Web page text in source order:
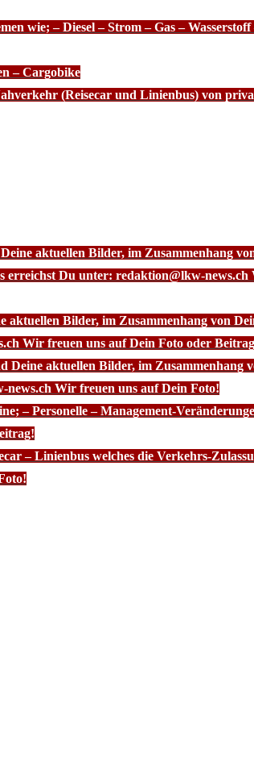
wie; – Diesel – Strom – Gas –
– Cargobike
(Reisecar und Linienbus) von
aktuellen Bilder, im Zusammenhang
erreichst Du unter: redaktion@lkw-
aktuellen Bilder, im Zusammenhang von
Wir freuen uns auf Dein Foto oder
Deine aktuellen Bilder, im
Wir freuen uns auf Dein Foto!
– Personelle – Management-
– Linienbus welches die Verkehrs-